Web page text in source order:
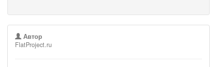
Автор
FlatProject.ru